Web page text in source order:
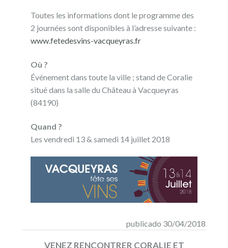
Toutes les informations dont le programme des
2 journées sont disponibles à l’adresse suivante :
www.fetedesvins-vacqueyras.fr
Où ?
Événement dans toute la ville ; stand de Coralie
situé dans la salle du Château à Vacqueyras
(84190)
Quand ?
Les vendredi 13 & samedi 14 juillet 2018
publicado 30/04/2018
VENEZ RENCONTRER CORALIE ET